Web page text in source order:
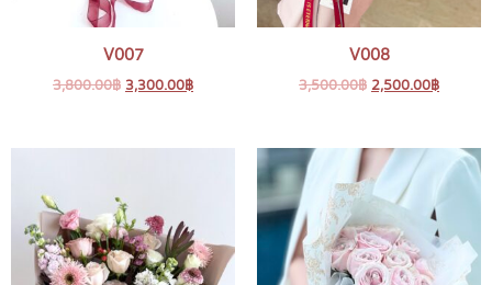
V007
3,800.00฿ 3,300.00฿
V008
3,500.00฿ 2,500.00฿